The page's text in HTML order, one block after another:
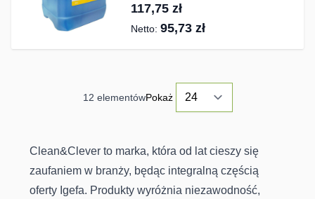
117,75 zł
95,73 zł
12 elementówPokaż
Clean&Clever to marka, która od lat cieszy się
zaufaniem w branży, będąc integralną częścią
oferty Igefa. Produkty wyróżnia niezawodność,